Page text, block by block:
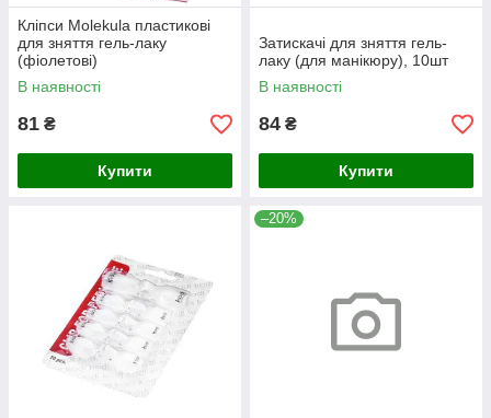
Кліпси Molekula пластикові
для зняття гель-лаку
(фіолетові)
В наявності
81 ₴
Купити
Затискачі для зняття гель-
лаку (для манікюру), 10шт
В наявності
84 ₴
Купити
–20%